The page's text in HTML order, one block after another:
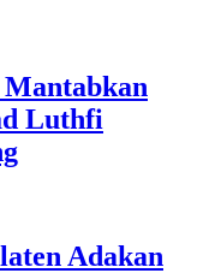
Luthfi
Adakan